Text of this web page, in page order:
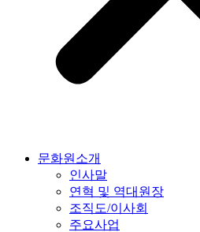
문화원소개
인사말
연혁 및 역대원장
조직도/이사회
주요사업